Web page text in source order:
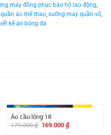
may đồng phục bảo hộ lao động,
áo thể thao, xưởng may quần võ,
kế áo bóng đá
Áo cầu lông 18
179.000₫ Giá
169.000 ₫Giá
hiện